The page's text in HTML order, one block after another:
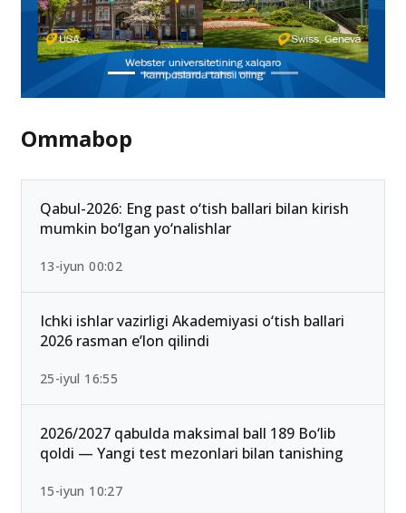
Ommabop
Qabul-2026: Eng past o‘tish ballari bilan kirish
mumkin bo‘lgan yo‘nalishlar
13-iyun 00:02
Ichki ishlar vazirligi Akademiyasi o‘tish ballari
2026 rasman e’lon qilindi
25-iyul 16:55
2026/2027 qabulda maksimal ball 189 Bo‘lib
qoldi — Yangi test mezonlari bilan tanishing
15-iyun 10:27